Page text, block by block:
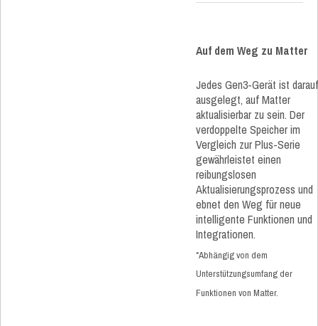
Auf dem Weg zu Matter
Jedes Gen3-Gerät ist darauf
ausgelegt, auf Matter
aktualisierbar zu sein. Der
verdoppelte Speicher im
Vergleich zur Plus-Serie
gewährleistet einen
reibungslosen
Aktualisierungsprozess und
ebnet den Weg für neue
intelligente Funktionen und
Integrationen.
*Abhängig von dem
Unterstützungsumfang der
Funktionen von Matter.